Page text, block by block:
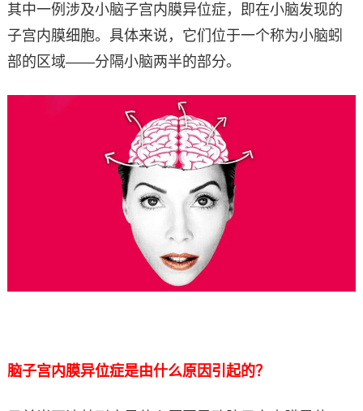
其中一例涉及小脑子宫内膜异位症，即在小脑发现的
子宫内膜细胞。具体来说，它们位于一个称为小脑蚓
部的区域——分隔小脑两半的部分。
脑子宫内膜异位症是由什么原因引起的？